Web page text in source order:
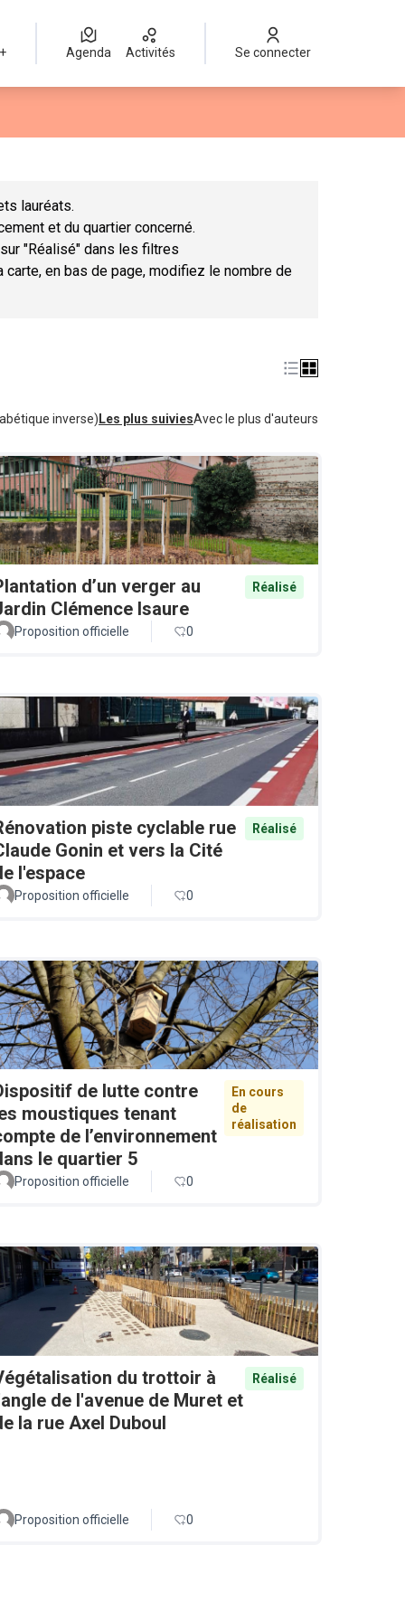
Agenda Activités Se connecter
lauréats.
et du quartier concerné.
"Réalisé" dans les filtres
en bas de page, modifiez le nombre de
inverse) Les plus suiviesAvec le plus d'auteurs
d’un verger au
Clémence Isaure
Réalisé
Proposition officielle 0
piste cyclable rue
Gonin et vers la Cité
l'espace
Réalisé
Proposition officielle 0
de lutte contre
moustiques tenant
de l’environnement
le quartier 5
En cours
de
réalisation
Proposition officielle 0
du trottoir à
de l'avenue de Muret et
la rue Axel Duboul
Réalisé
Proposition officielle 0